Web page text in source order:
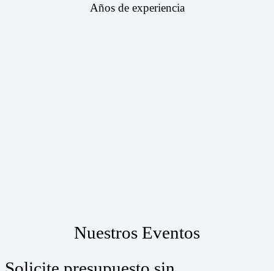
Años de experiencia
Nuestros Eventos